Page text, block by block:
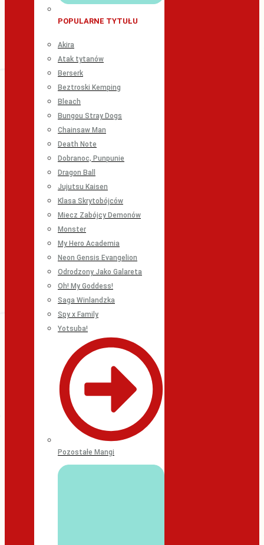
POPULARNE TYTUŁU
Akira
Atak tytanów
Berserk
Beztroski Kemping
Bleach
Bungou Stray Dogs
Chainsaw Man
Death Note
Dobranoc, Punpunie
Dragon Ball
Jujutsu Kaisen
Klasa Skrytobójców
Miecz Zabójcy Demonów
Monster
My Hero Academia
Neon Gensis Evangelion
Odrodzony Jako Galareta
Oh! My Goddess!
Saga Winlandzka
Spy x Family
Yotsuba!
Pozostałe Mangi